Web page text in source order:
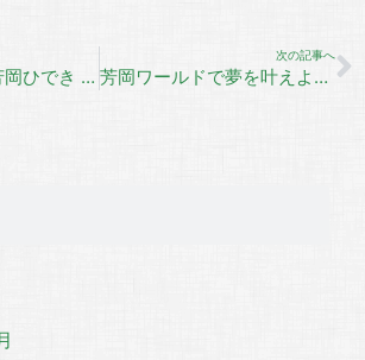
看板ジャック！芳岡ひでき × 菖蒲池駅 看板プロジェクト
次の記事へ
芳岡ワールドで夢を叶えよう！